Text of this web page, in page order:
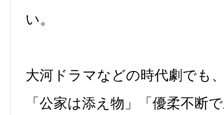
い。
大河ドラマなどの時代劇でも
「公家は添え物」「優柔不断